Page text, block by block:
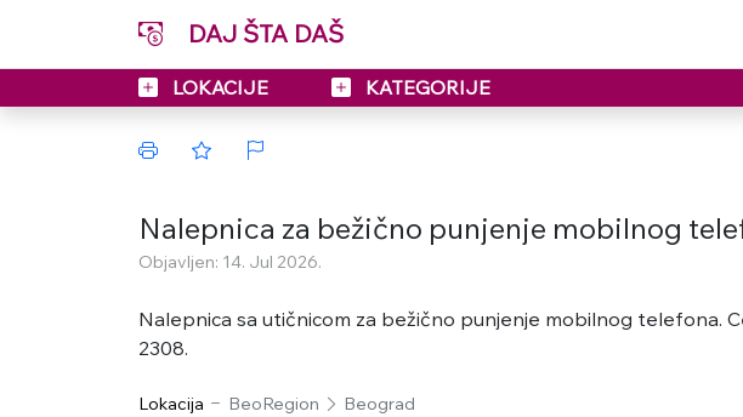
DAJ ŠTA DAŠ
LOKACIJE KATEGORIJE
Nalepnica za bežično punjenje mobilnog
Objavljen: 14. Jul 2026.
Nalepnica sa utičnicom za bežično punjenje mobilnog telefona.
2308.
Lokacija BeoRegion
Beograd